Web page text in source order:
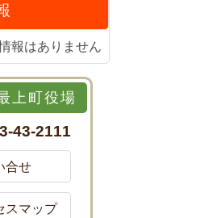
報はありません
上町役場
43-2111
合せ
スマップ